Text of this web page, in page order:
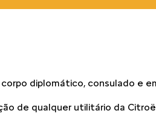
diplomático, consulado e
de qualquer utilitário da